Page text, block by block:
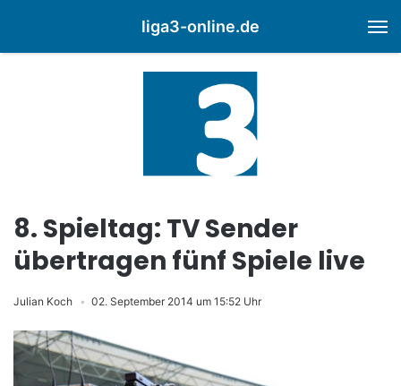
liga3-online.de
8. Spieltag: TV Sender
übertragen fünf Spiele live
Julian Koch 02. September 2014 um 15:52 Uhr